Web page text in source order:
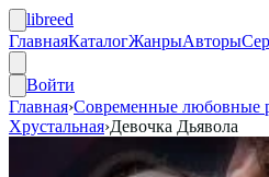
libreed
ГлавнаяКаталогЖанрыАвторы
Войти
Главная›Современные любовные
Хрустальная›Девочка Дьявола